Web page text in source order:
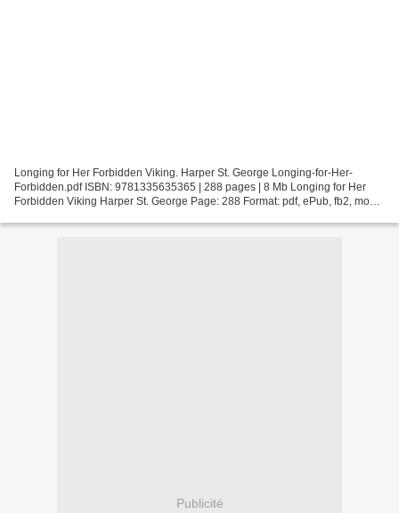
Longing for Her Forbidden Viking. Harper St. George Longing-for-Her-
Forbidden.pdf ISBN: 9781335635365 | 288 pages | 8 Mb Longing for Her
Forbidden Viking Harper St. George Page: 288 Format: pdf, ePub, fb2, mobi
Publicité